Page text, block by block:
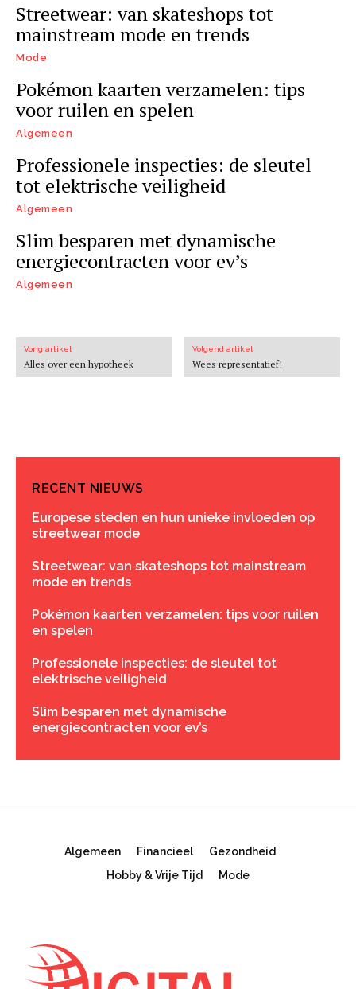
Streetwear: van skateshops tot
mainstream mode en trends
Mode
Pokémon kaarten verzamelen: tips
voor ruilen en spelen
Algemeen
Professionele inspecties: de sleutel
tot elektrische veiligheid
Algemeen
Slim besparen met dynamische
energiecontracten voor ev’s
Algemeen
Vorig artikel
Alles over een hypotheek
Volgend artikel
Wees representatief!
RECENT NIEUWS
Europese steden en hun unieke invloeden op
streetwear mode
Streetwear: van skateshops tot mainstream
mode en trends
Pokémon kaarten verzamelen: tips voor ruilen
en spelen
Professionele inspecties: de sleutel tot
elektrische veiligheid
Slim besparen met dynamische
energiecontracten voor ev’s
Algemeen Financieel
Gezondheid
Hobby & Vrije Tijd
Mode